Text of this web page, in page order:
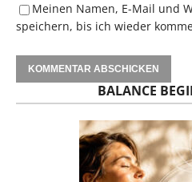
Meinen Namen, E-Mail und
speichern, bis ich wieder
BALANCE